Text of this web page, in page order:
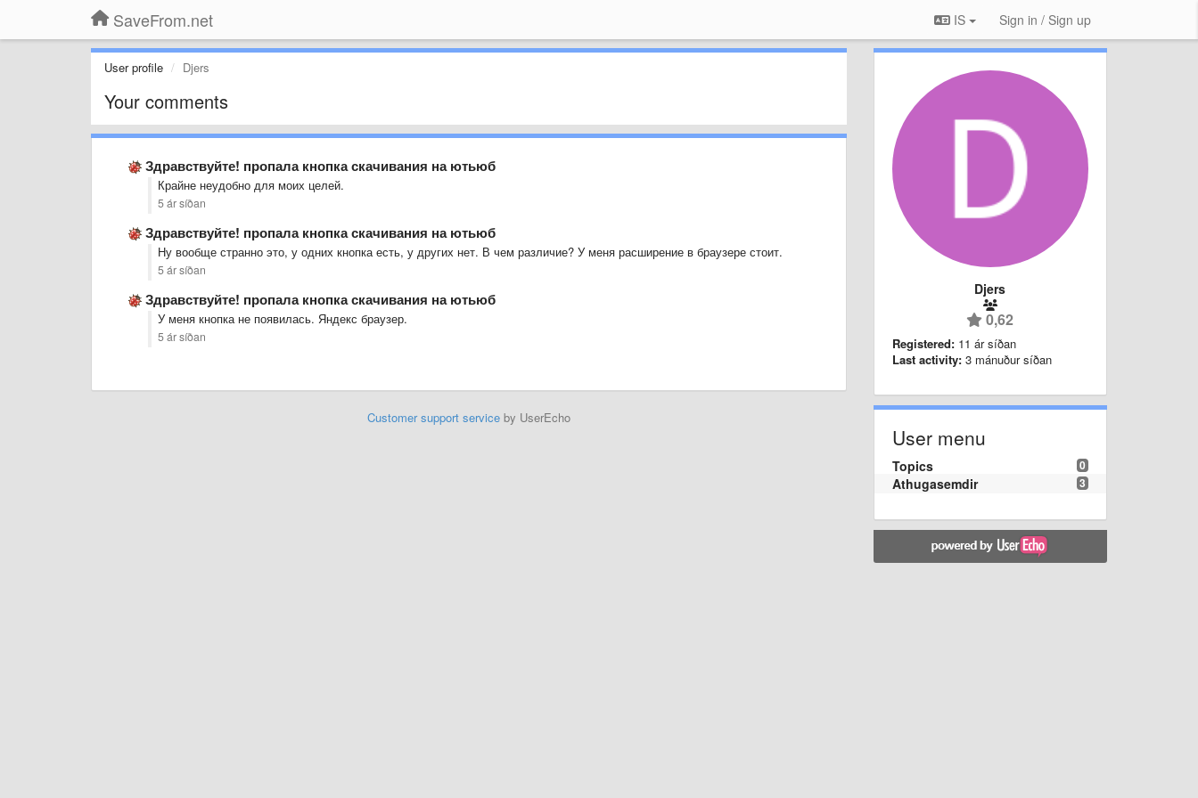
SaveFrom.net IS Sign in / Sign up
User profile Djers
Your comments
Здравствуйте! пропала кнопка скачивания на ютьюб
Крайне неудобно для моих целей.
5 ár síðan
Здравствуйте! пропала кнопка скачивания на ютьюб
Ну вообще странно это, у одних кнопка есть, у других нет. В чем различие? У меня расширение в браузере стоит.
5 ár síðan
Здравствуйте! пропала кнопка скачивания на ютьюб
У меня кнопка не появилась. Яндекс браузер.
5 ár síðan
Customer support serviceby UserEcho
Djers
0,62
Registered: 11 ár síðan
Last activity: 3 mánuður síðan
User menu
0
Topics
3
Athugasemdir